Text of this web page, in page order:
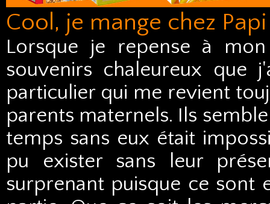
Cool, je mange chez
Lorsque je repense à
souvenirs chaleureux
particulier qui me revient
parents maternels. Ils
temps sans eux était
pu exister sans leur
surprenant puisque ce sont